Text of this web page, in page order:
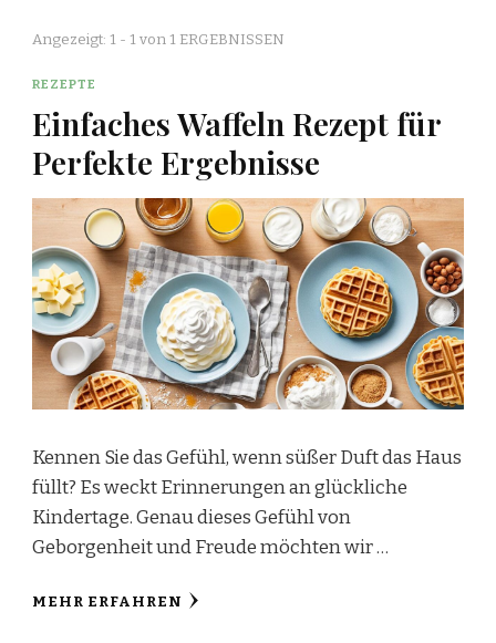
Angezeigt: 1 - 1 von 1 ERGEBNISSEN
REZEPTE
Einfaches Waffeln Rezept für
Perfekte Ergebnisse
Kennen Sie das Gefühl, wenn süßer Duft das Haus
füllt? Es weckt Erinnerungen an glückliche
Kindertage. Genau dieses Gefühl von
Geborgenheit und Freude möchten wir …
MEHR ERFAHREN